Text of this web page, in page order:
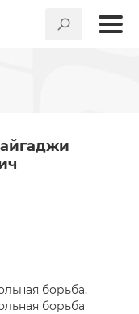
борьба,
борьба